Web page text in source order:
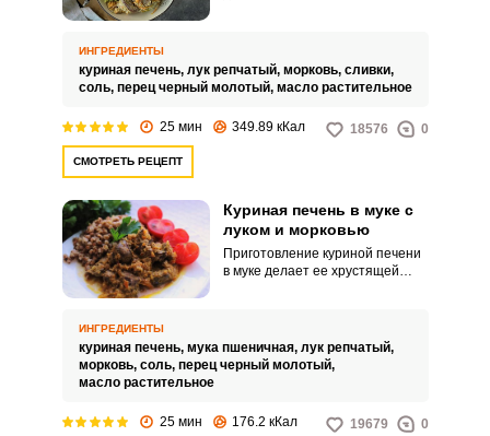
приготовления.
ИНГРЕДИЕНТЫ
куриная печень, лук репчатый, морковь, сливки,
соль, перец черный молотый, масло растительное
25 мин 349.89 кКал 18576 0
СМОТРЕТЬ РЕЦЕПТ
Куриная печень в муке с
луком и морковью
Приготовление куриной печени
в муке делает ее хрустящей
угощение для вашего стола.
ИНГРЕДИЕНТЫ
куриная печень, мука пшеничная, лук репчатый,
морковь, соль, перец черный молотый,
масло растительное
25 мин 176.2 кКал 19679 0